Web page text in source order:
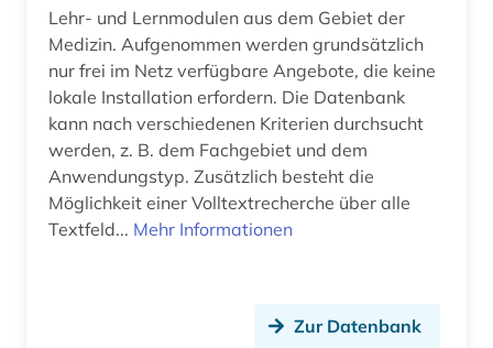
bevölkerung (1)
bevölkerungsentwicklung (1)
bevölkerungsstatistik (2)
bewegungswissenschaft (1)
bibel (1)
Lehr- und Lernmodulen aus dem Gebiet der
Medizin. Aufgenommen werden grundsätzlich
nur frei im Netz verfügbare Angebote, die keine
lokale Installation erfordern. Die Datenbank
kann nach verschiedenen Kriterien durchsucht
werden, z. B. dem Fachgebiet und dem
Anwendungstyp. Zusätzlich besteht die
Möglichkeit einer Volltextrecherche über alle
Textfeld... Mehr Informationen
Zur Datenbank